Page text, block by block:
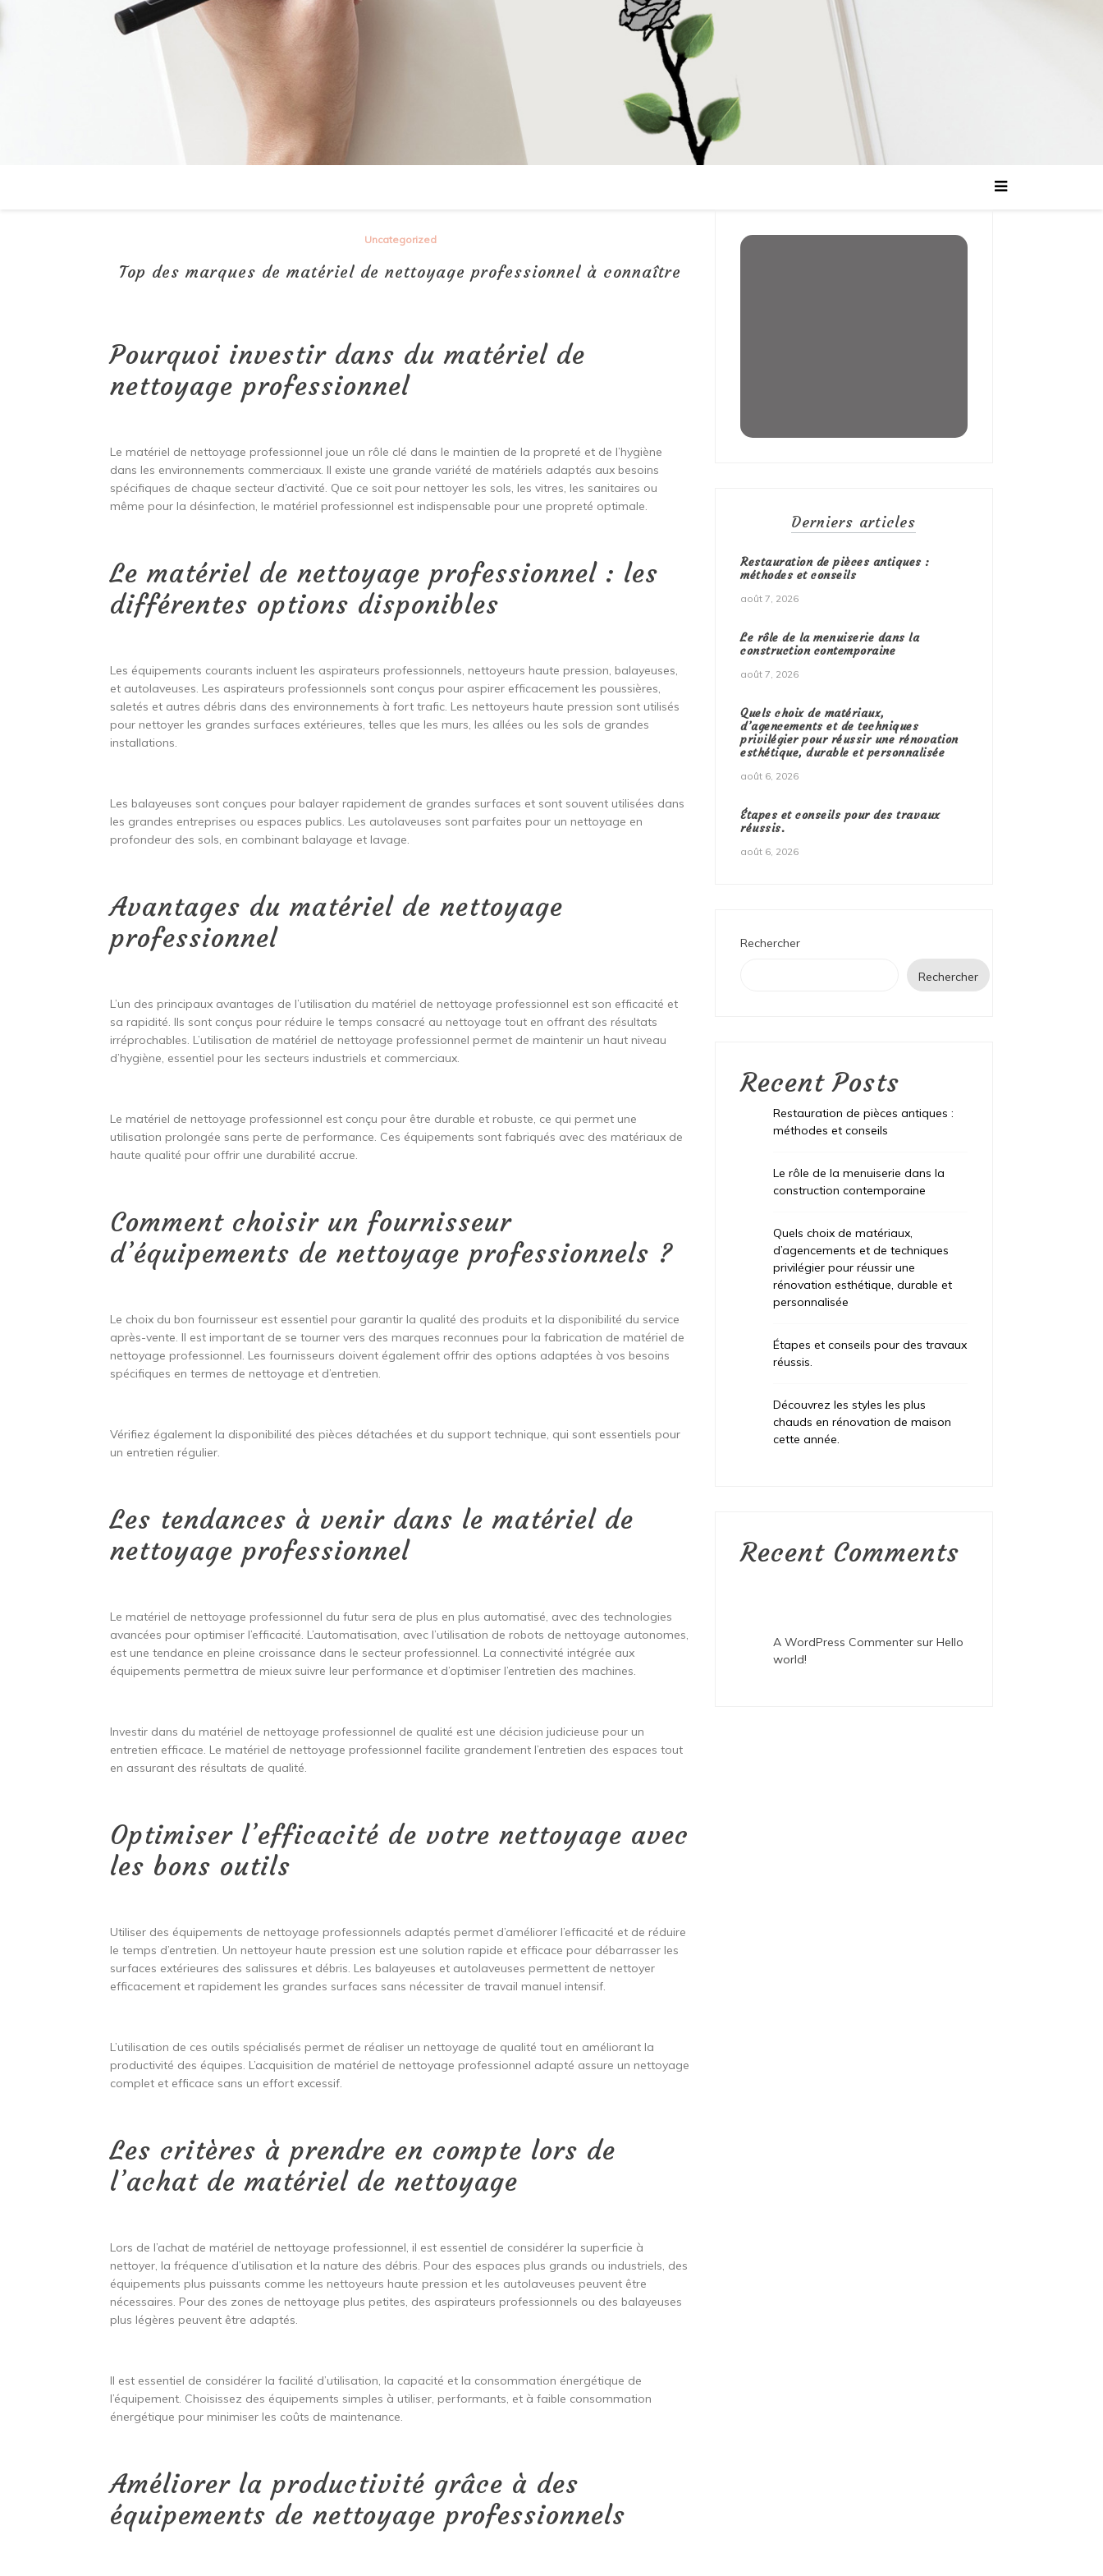
Uncategorized
Top des marques de matériel de nettoyage professionnel à connaître
Pourquoi investir dans du matériel de
nettoyage professionnel
Le matériel de nettoyage professionnel joue un rôle clé dans le maintien de la propreté et de l’hygiène
dans les environnements commerciaux. Il existe une grande variété de matériels adaptés aux besoins
spécifiques de chaque secteur d’activité. Que ce soit pour nettoyer les sols, les vitres, les sanitaires ou
même pour la désinfection, le matériel professionnel est indispensable pour une propreté optimale.
Le matériel de nettoyage professionnel : les
différentes options disponibles
Les équipements courants incluent les aspirateurs professionnels, nettoyeurs haute pression, balayeuses,
et autolaveuses. Les aspirateurs professionnels sont conçus pour aspirer efficacement les poussières,
saletés et autres débris dans des environnements à fort trafic. Les nettoyeurs haute pression sont utilisés
pour nettoyer les grandes surfaces extérieures, telles que les murs, les allées ou les sols de grandes
installations.
Les balayeuses sont conçues pour balayer rapidement de grandes surfaces et sont souvent utilisées dans
les grandes entreprises ou espaces publics. Les autolaveuses sont parfaites pour un nettoyage en
profondeur des sols, en combinant balayage et lavage.
Avantages du matériel de nettoyage
professionnel
L’un des principaux avantages de l’utilisation du matériel de nettoyage professionnel est son efficacité et
sa rapidité. Ils sont conçus pour réduire le temps consacré au nettoyage tout en offrant des résultats
irréprochables. L’utilisation de matériel de nettoyage professionnel permet de maintenir un haut niveau
d’hygiène, essentiel pour les secteurs industriels et commerciaux.
Le matériel de nettoyage professionnel est conçu pour être durable et robuste, ce qui permet une
utilisation prolongée sans perte de performance. Ces équipements sont fabriqués avec des matériaux de
haute qualité pour offrir une durabilité accrue.
Comment choisir un fournisseur
d’équipements de nettoyage professionnels ?
Le choix du bon fournisseur est essentiel pour garantir la qualité des produits et la disponibilité du service
après-vente. Il est important de se tourner vers des marques reconnues pour la fabrication de matériel de
nettoyage professionnel. Les fournisseurs doivent également offrir des options adaptées à vos besoins
spécifiques en termes de nettoyage et d’entretien.
Vérifiez également la disponibilité des pièces détachées et du support technique, qui sont essentiels pour
un entretien régulier.
Les tendances à venir dans le matériel de
nettoyage professionnel
Le matériel de nettoyage professionnel du futur sera de plus en plus automatisé, avec des technologies
avancées pour optimiser l’efficacité. L’automatisation, avec l’utilisation de robots de nettoyage autonomes,
est une tendance en pleine croissance dans le secteur professionnel. La connectivité intégrée aux
équipements permettra de mieux suivre leur performance et d’optimiser l’entretien des machines.
Investir dans du matériel de nettoyage professionnel de qualité est une décision judicieuse pour un
entretien efficace. Le matériel de nettoyage professionnel facilite grandement l’entretien des espaces tout
en assurant des résultats de qualité.
Optimiser l’efficacité de votre nettoyage avec
les bons outils
Utiliser des équipements de nettoyage professionnels adaptés permet d’améliorer l’efficacité et de réduire
le temps d’entretien. Un nettoyeur haute pression est une solution rapide et efficace pour débarrasser les
surfaces extérieures des salissures et débris. Les balayeuses et autolaveuses permettent de nettoyer
efficacement et rapidement les grandes surfaces sans nécessiter de travail manuel intensif.
L’utilisation de ces outils spécialisés permet de réaliser un nettoyage de qualité tout en améliorant la
productivité des équipes. L’acquisition de matériel de nettoyage professionnel adapté assure un nettoyage
complet et efficace sans un effort excessif.
Les critères à prendre en compte lors de
l’achat de matériel de nettoyage
Lors de l’achat de matériel de nettoyage professionnel, il est essentiel de considérer la superficie à
nettoyer, la fréquence d’utilisation et la nature des débris. Pour des espaces plus grands ou industriels, des
équipements plus puissants comme les nettoyeurs haute pression et les autolaveuses peuvent être
nécessaires. Pour des zones de nettoyage plus petites, des aspirateurs professionnels ou des balayeuses
plus légères peuvent être adaptés.
Il est essentiel de considérer la facilité d’utilisation, la capacité et la consommation énergétique de
l’équipement. Choisissez des équipements simples à utiliser, performants, et à faible consommation
énergétique pour minimiser les coûts de maintenance.
Améliorer la productivité grâce à des
équipements de nettoyage professionnels
Derniers articles
Restauration de pièces antiques :
méthodes et conseils
août 7, 2026
Le rôle de la menuiserie dans la
construction contemporaine
août 7, 2026
Quels choix de matériaux,
d’agencements et de techniques
privilégier pour réussir une rénovation
esthétique, durable et personnalisée
août 6, 2026
Étapes et conseils pour des travaux
réussis.
août 6, 2026
Rechercher
Rechercher
Recent Posts
Restauration de pièces antiques :
méthodes et conseils
Le rôle de la menuiserie dans la
construction contemporaine
Quels choix de matériaux,
d’agencements et de techniques
privilégier pour réussir une
rénovation esthétique, durable et
personnalisée
Étapes et conseils pour des travaux
réussis.
Découvrez les styles les plus
chauds en rénovation de maison
cette année.
Recent Comments
A WordPress Commenter surHello
world!